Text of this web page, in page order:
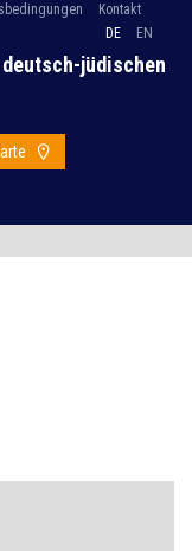
Kontakt
DE
EN
jüdischen